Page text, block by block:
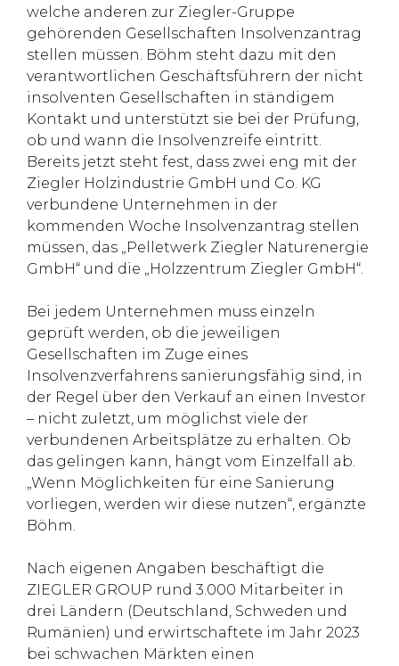
welche anderen zur Ziegler-Gruppe
gehörenden Gesellschaften Insolvenzantrag
stellen müssen. Böhm steht dazu mit den
verantwortlichen Geschäftsführern der nicht
insolventen Gesellschaften in ständigem
Kontakt und unterstützt sie bei der Prüfung,
ob und wann die Insolvenzreife eintritt.
Bereits jetzt steht fest, dass zwei eng mit der
Ziegler Holzindustrie GmbH und Co. KG
verbundene Unternehmen in der
kommenden Woche Insolvenzantrag stellen
müssen, das „Pelletwerk Ziegler Naturenergie
GmbH“ und die „Holzzentrum Ziegler GmbH“.
Bei jedem Unternehmen muss einzeln
geprüft werden, ob die jeweiligen
Gesellschaften im Zuge eines
Insolvenzverfahrens sanierungsfähig sind, in
der Regel über den Verkauf an einen Investor
– nicht zuletzt, um möglichst viele der
verbundenen Arbeitsplätze zu erhalten. Ob
das gelingen kann, hängt vom Einzelfall ab.
„Wenn Möglichkeiten für eine Sanierung
vorliegen, werden wir diese nutzen“, ergänzte
Böhm.
Nach eigenen Angaben beschäftigt die
ZIEGLER GROUP rund 3.000 Mitarbeiter in
drei Ländern (Deutschland, Schweden und
Rumänien) und erwirtschaftete im Jahr 2023
bei schwachen Märkten einen